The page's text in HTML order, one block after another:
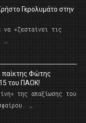
Γερολυμάτο στην
«ζεσταίνει τις
παίκτης Φώτης
του ΠΑΟΚ!
της απαξίωσης του
…